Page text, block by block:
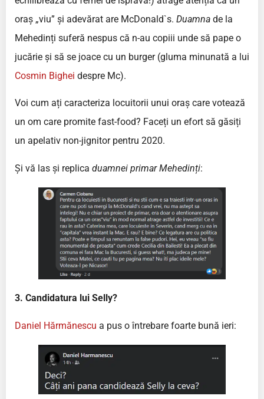
oraș „viu” și adevărat are McDonald`s. Duamna de la
Mehedinți suferă nespus că n-au copiii unde să pape o
jucărie și să se joace cu un burger (gluma minunată a lui
Cosmin Bighei despre Mc).
Voi cum ați caracteriza locuitorii unui oraș care votează
un om care promite fast-food? Faceți un efort să găsiți
un apelativ non-jignitor pentru 2020.
Și vă las și replica duamnei primar Mehedinți:
3. Candidatura lui Selly?
Daniel Hărmănescu a pus o întrebare foarte bună ieri: